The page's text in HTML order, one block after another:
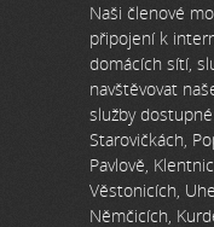
Naši členové
připojení k
domácích sítí,
navštěvovat
služby
Starovičkách,
Pavlově,
Věstonicích,
Němčicích,